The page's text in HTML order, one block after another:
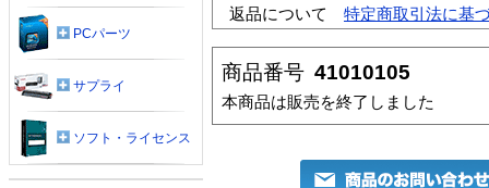
返品について
特定商取引法に基
商品番号 41010105
本商品は販売を終了しました
PCパーツ
サプライ
ソフト・ライセンス